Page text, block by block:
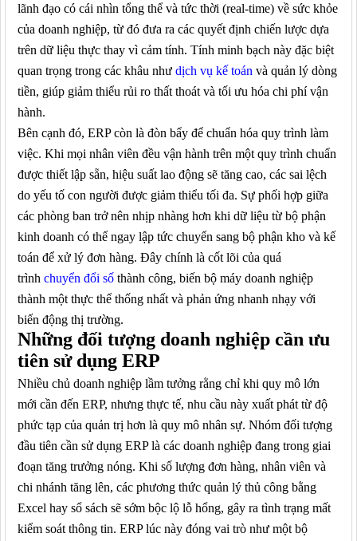
lãnh đạo có cái nhìn tổng thể và tức thời (real-time) về sức khỏe
của doanh nghiệp, từ đó đưa ra các quyết định chiến lược dựa
trên dữ liệu thực thay vì cảm tính. Tính minh bạch này đặc biệt
quan trọng trong các khâu như dịch vụ kế toán và quản lý dòng
tiền, giúp giảm thiểu rủi ro thất thoát và tối ưu hóa chi phí vận
hành.
Bên cạnh đó, ERP còn là đòn bẩy để chuẩn hóa quy trình làm
việc. Khi mọi nhân viên đều vận hành trên một quy trình chuẩn
được thiết lập sẵn, hiệu suất lao động sẽ tăng cao, các sai lệch
do yếu tố con người được giảm thiểu tối đa. Sự phối hợp giữa
các phòng ban trở nên nhịp nhàng hơn khi dữ liệu từ bộ phận
kinh doanh có thể ngay lập tức chuyển sang bộ phận kho và kế
toán để xử lý đơn hàng. Đây chính là cốt lõi của quá
trình chuyển đổi số thành công, biến bộ máy doanh nghiệp
thành một thực thể thống nhất và phản ứng nhanh nhạy với
biến động thị trường.
Những đối tượng doanh nghiệp cần ưu
tiên sử dụng ERP
Nhiều chủ doanh nghiệp lầm tưởng rằng chỉ khi quy mô lớn
mới cần đến ERP, nhưng thực tế, nhu cầu này xuất phát từ độ
phức tạp của quản trị hơn là quy mô nhân sự. Nhóm đối tượng
đầu tiên cần sử dụng ERP là các doanh nghiệp đang trong giai
đoạn tăng trưởng nóng. Khi số lượng đơn hàng, nhân viên và
chi nhánh tăng lên, các phương thức quản lý thủ công bằng
Excel hay sổ sách sẽ sớm bộc lộ lỗ hổng, gây ra tình trạng mất
kiểm soát thông tin. ERP lúc này đóng vai trò như một bộ